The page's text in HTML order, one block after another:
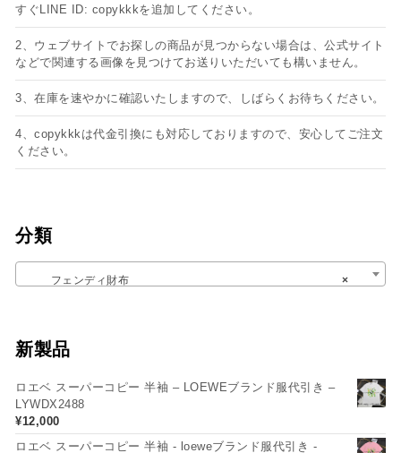
すぐLINE ID: copykkkを追加してください。
2、ウェブサイトでお探しの商品が見つからない場合は、公式サイト
などで関連する画像を見つけてお送りいただいても構いません。
3、在庫を速やかに確認いたしますので、しばらくお待ちください。
4、copykkkは代金引換にも対応しておりますので、安心してご注文
ください。
分類
×
フェンディ財布
新製品
ロエベ スーパーコピー 半袖 – LOEWEブランド服代引き –
LYWDX2488
¥12,000
ロエベ スーパーコピー 半袖 - loeweブランド服代引き -